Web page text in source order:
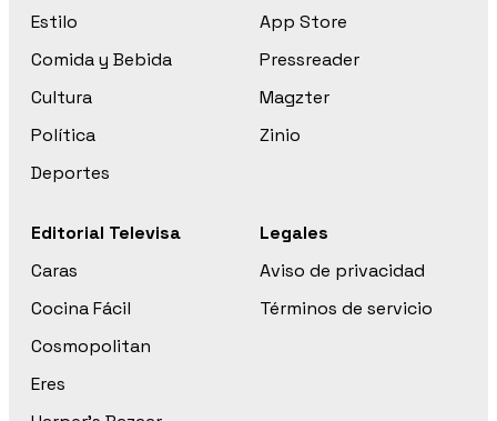
Estilo
Comida y Bebida
Cultura
Política
Deportes
App Store
Pressreader
Magzter
Zinio
Editorial Televisa
Caras
Cocina Fácil
Cosmopolitan
Eres
Legales
Aviso de privacidad
Términos de servicio